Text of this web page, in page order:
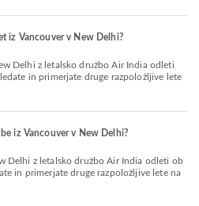
iz Vancouver v New Delhi?
in primerjate druge razpoložljive lete
iz Vancouver v New Delhi?
in primerjate druge razpoložljive lete na